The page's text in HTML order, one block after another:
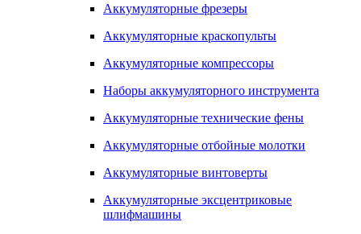
Аккумуляторные фрезеры
Аккумуляторные краскопульты
Аккумуляторные компрессоры
Наборы аккумуляторного инструмента
Аккумуляторные технические фены
Аккумуляторные отбойные молотки
Аккумуляторные винтоверты
Аккумуляторные эксцентриковые
шлифмашины